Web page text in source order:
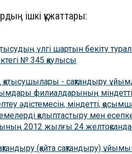
ішкі құжаттары:
үлгі шартын бекіту
№ 345 қаулысы
қатысушылары - сақтандыру
филиалдарының
әдістемесін, міндетті,
қалыптастыру мен есепке
2012 жылғы 24
(қайта сақтандыру)